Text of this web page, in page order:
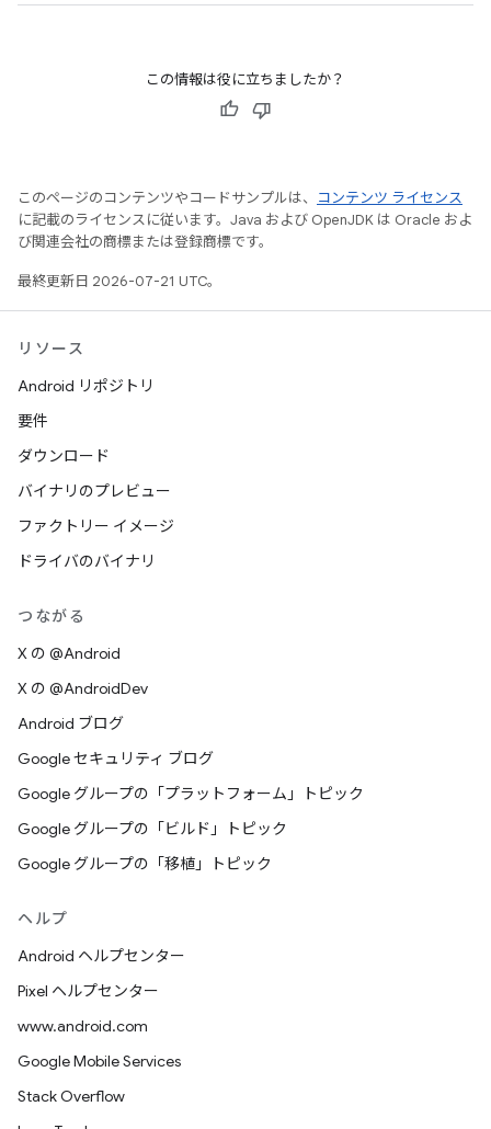
この情報は役に立ちましたか？
このページのコンテンツやコードサンプルは、
コンテンツ ライセンス
に記載のライセンスに従います。Java および OpenJDK は Oracle およ
び関連会社の商標または登録商標です。
最終更新日 2026-07-21 UTC。
リソース
Android リポジトリ
要件
ダウンロード
バイナリのプレビュー
ファクトリー イメージ
ドライバのバイナリ
つながる
X の @Android
X の @AndroidDev
Android ブログ
Google セキュリティ ブログ
Google グループの「プラットフォーム」トピック
Google グループの「ビルド」トピック
Google グループの「移植」トピック
ヘルプ
Android ヘルプセンター
Pixel ヘルプセンター
www.android.com
Google Mobile Services
Stack Overflow